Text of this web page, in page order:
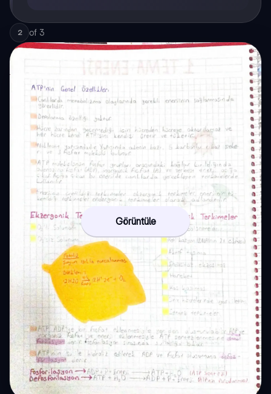
2 of 3
Görüntüle